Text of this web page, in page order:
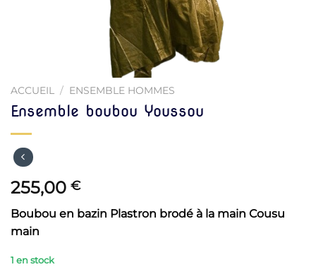
ACCUEIL / ENSEMBLE HOMMES
Ensemble boubou Youssou
255,00 €
Boubou en bazin Plastron brodé à la main Cousu
main
1 en stock